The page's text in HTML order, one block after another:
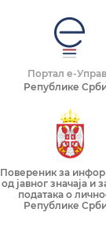
Портал е-
Републике
Повереник за
од јавног значаја и
података о
Републике